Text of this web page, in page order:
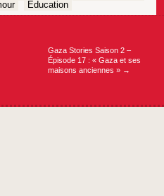
Éducation
Gaza Stories Saison 2 –
Épisode 17 : « Gaza et ses
maisons anciennes » →